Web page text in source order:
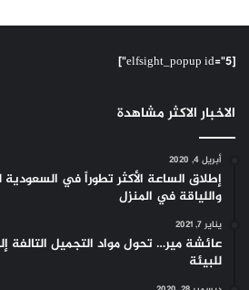
[elfsight_popup id="5"]
الاخبار الاكثر مشاهدة
أبريل 4, 2020
إطلاق الساعة الأكثر تطوراً في
واللياقة في المنزل
يناير 7, 2021
عائشة مير… تحول مواد التجميل
للبيئة